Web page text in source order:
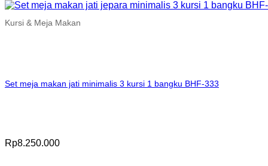
Kursi & Meja Makan
Set meja makan jati minimalis 3 kursi 1 bangku BHF-333
Rp8.250.000